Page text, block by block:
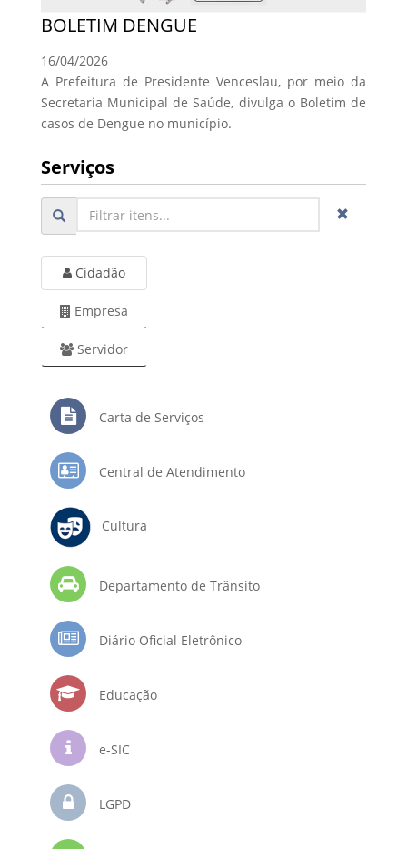
BOLETIM DENGUE
16/04/2026
A Prefeitura de Presidente Venceslau, por meio da
Secretaria Municipal de Saúde, divulga o Boletim de
casos de Dengue no município.
Serviços
Cidadão
Empresa
Servidor
Carta de Serviços
Central de Atendimento
Cultura
Departamento de Trânsito
Diário Oficial Eletrônico
Educação
e-SIC
LGPD